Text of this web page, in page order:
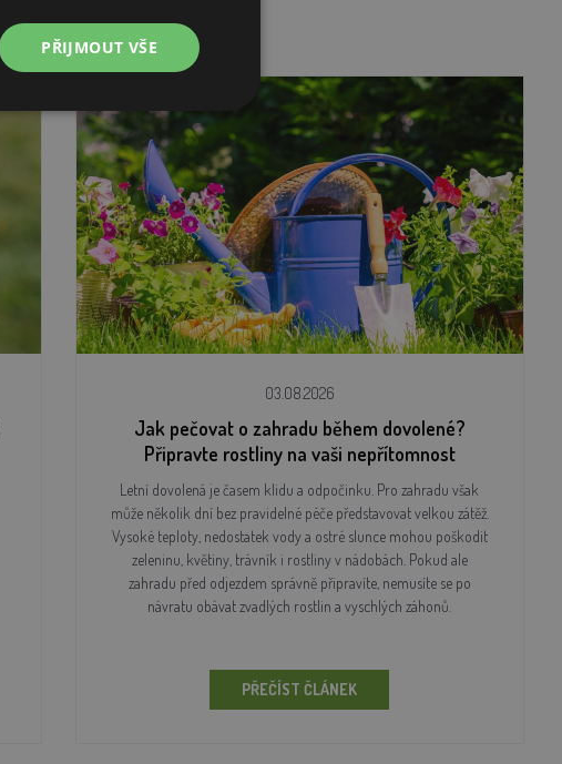
03.08.2026
Jak pečovat o zahradu během dovolené?
Připravte rostliny na vaši nepřítomnost
Letní dovolená je časem klidu a odpočinku. Pro zahradu však
může několik dní bez pravidelné péče představovat velkou zátěž.
Vysoké teploty, nedostatek vody a ostré slunce mohou poškodit
zeleninu, květiny, trávník i rostliny v nádobách. Pokud ale
zahradu před odjezdem správně připravíte, nemusíte se po
návratu obávat zvadlých rostlin a vyschlých záhonů.
PŘEČÍST ČLÁNEK
PŘIJMOUT VŠE